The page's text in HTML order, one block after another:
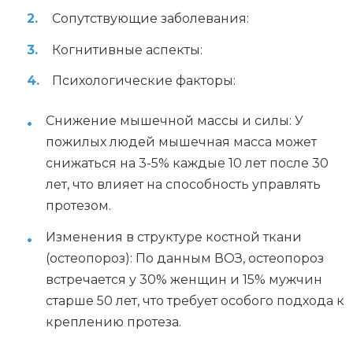
Сопутствующие заболевания:
Когнитивные аспекты:
Психологические факторы:
Снижение мышечной массы и силы: У
пожилых людей мышечная масса может
снижаться на 3-5% каждые 10 лет после 30
лет, что влияет на способность управлять
протезом.
Изменения в структуре костной ткани
(остеопороз): По данным ВОЗ, остеопороз
встречается у 30% женщин и 15% мужчин
старше 50 лет, что требует особого подхода к
креплению протеза.